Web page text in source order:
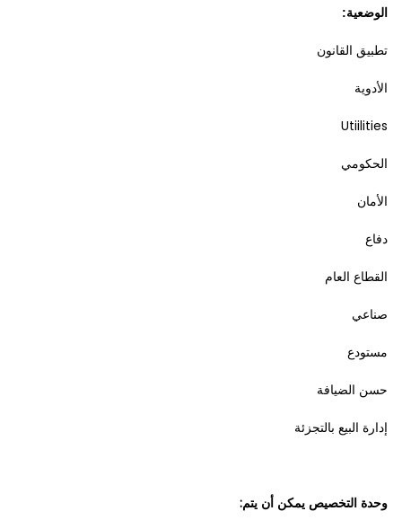
الوضعية:
تطبيق القانون
الأدوية
Utiilities
الحكومي
الأمان
دفاع
القطاع العام
صناعي
مستودع
حسن الضيافة
إدارة البيع بالتجزئة
وحدة التخصيص يمكن أن يتم: